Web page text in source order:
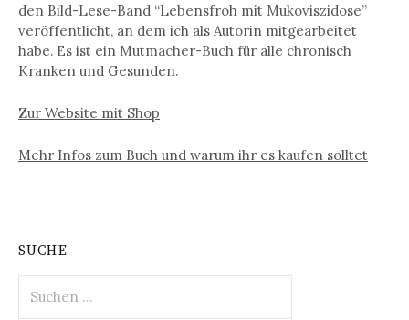
den Bild-Lese-Band “Lebensfroh mit Mukoviszidose”
veröffentlicht, an dem ich als Autorin mitgearbeitet
habe. Es ist ein Mutmacher-Buch für alle chronisch
Kranken und Gesunden.
Zur Website mit Shop
Mehr Infos zum Buch und warum ihr es kaufen solltet
SUCHE